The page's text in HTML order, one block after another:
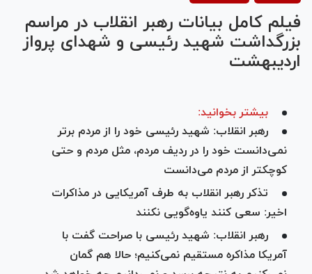
Video
فیلم کامل بیانات رهبر انقلاب در مراسم
بزرگداشت شهید رئیسی و شهدای پرواز
اردیبهشت
بیشتر بخوانید:
رهبر انقلاب: شهید رئیسی خود را از مردم برتر
نمی‌دانست خود را در ردیف مردم، مثل مردم و حتی
کوچکتر از مردم می‌دانست
تذکر رهبر انقلاب به طرف آمریکایی در مذاکرات
اخیر: سعی کنند یاوه‌گویی نکنند
رهبر انقلاب: شهید رئیسی با صراحت گفت با
آمریکا مذاکره مستقیم نمی‌کنیم؛ حالا هم گمان